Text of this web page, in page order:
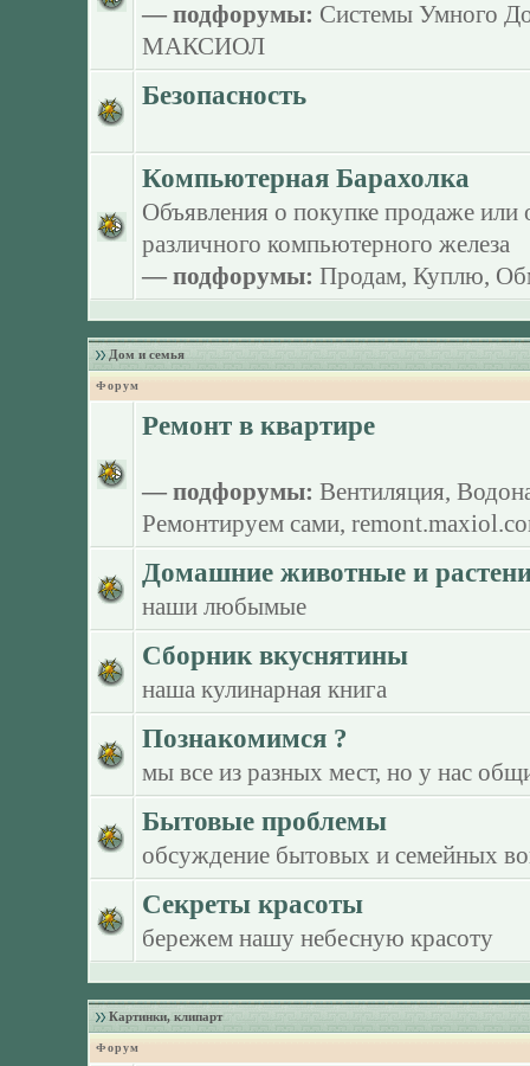
— подфорумы: Системы Умного
МАКСИОЛ
Безопасность
Компьютерная Барахолка
Объявления о покупке продаже или
различного компьютерного железа
— подфорумы: Продам, Куплю,
Дом и семья
Форум
Ремонт в квартире
— подфорумы: Вентиляция,
Ремонтируем сами,
Домашние животные и
наши любымые
Сборник вкуснятины
наша кулинарная книга
Познакомимся ?
мы все из разных мест, но у нас
Бытовые проблемы
обсуждение бытовых и семейных
Секреты красоты
бережем нашу небесную красоту
Картинки, клипарт
Форум